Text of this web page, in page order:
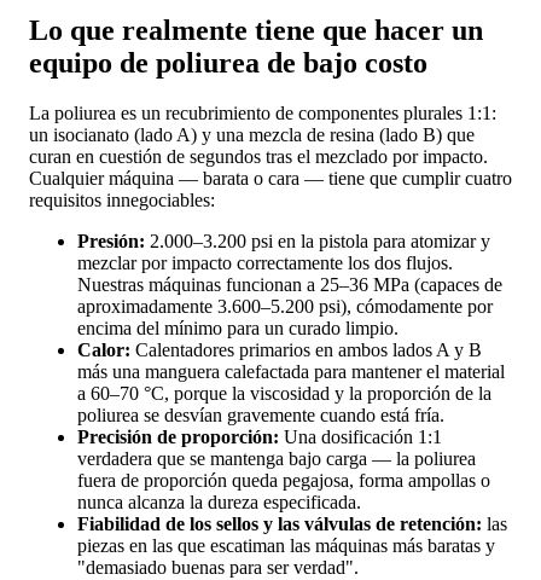
Lo que realmente tiene que hacer un
equipo de poliurea de bajo costo
La poliurea es un recubrimiento de componentes plurales 1:1:
un isocianato (lado A) y una mezcla de resina (lado B) que
curan en cuestión de segundos tras el mezclado por impacto.
Cualquier máquina — barata o cara — tiene que cumplir cuatro
requisitos innegociables:
Presión: 2.000–3.200 psi en la pistola para atomizar y
mezclar por impacto correctamente los dos flujos.
Nuestras máquinas funcionan a 25–36 MPa (capaces de
aproximadamente 3.600–5.200 psi), cómodamente por
encima del mínimo para un curado limpio.
Calor: Calentadores primarios en ambos lados A y B
más una manguera calefactada para mantener el material
a 60–70 °C, porque la viscosidad y la proporción de la
poliurea se desvían gravemente cuando está fría.
Precisión de proporción: Una dosificación 1:1
verdadera que se mantenga bajo carga — la poliurea
fuera de proporción queda pegajosa, forma ampollas o
nunca alcanza la dureza especificada.
Fiabilidad de los sellos y las válvulas de retención: las
piezas en las que escatiman las máquinas más baratas y
"demasiado buenas para ser verdad".